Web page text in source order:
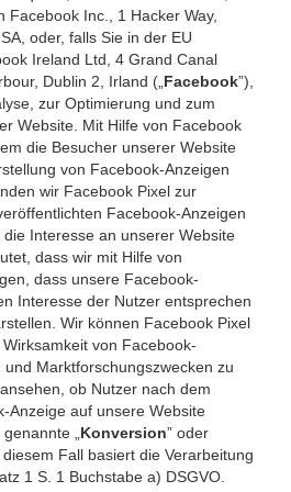
Facebook Inc., 1 Hacker Way,
oder, falls Sie in der EU
Ireland Ltd, 4 Grand Canal
Dublin 2, Irland („ Facebook”),
zur Optimierung und zum
Website. Mit Hilfe von Facebook
die Besucher unserer Website
von Facebook-Anzeigen
wir Facebook Pixel zur
Facebook-Anzeigen
Interesse an unserer Website
dass wir mit Hilfe von
dass unsere Facebook-
Interesse der Nutzer entsprechen
Wir können Facebook Pixel
von Facebook-
Marktforschungszwecken zu
ob Nutzer nach dem
Anzeige auf unsere Website
„ Konversion” oder
diesem Fall basiert die Verarbeitung
1 S. 1 Buchstabe a) DSGVO.